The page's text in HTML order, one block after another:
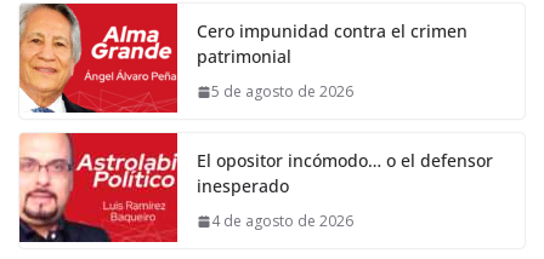
Cero impunidad contra el crimen
patrimonial
5 de agosto de 2026
El opositor incómodo… o el defensor
inesperado
4 de agosto de 2026